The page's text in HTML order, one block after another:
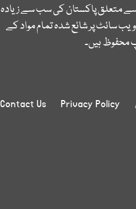
متعلق پاکستان کی سب سے زیادہ
سائٹ پر شائع شدہ تمام مواد کے
محفوظ ہیں۔
Privacy Policy
Contact Us